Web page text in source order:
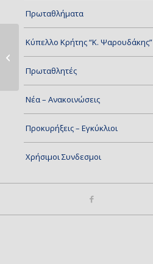
Πρωταθλήματα
Κύπελλο Κρήτης “Κ. Ψαρουδάκης”
Πρωταθλητές
Νέα – Ανακοινώσεις
Προκυρήξεις – Εγκύκλιοι
Χρήσιμοι Συνδεσμοι
Τουρνουά Χανίων U19